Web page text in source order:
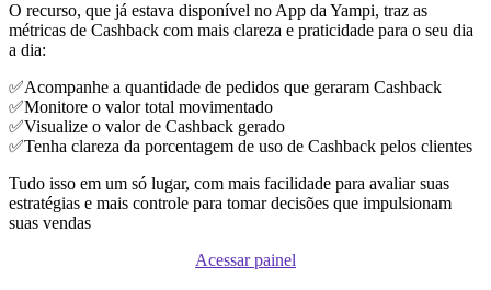
O recurso, que já estava disponível no App da Yampi, traz as
métricas de Cashback com mais clareza e praticidade para o seu dia
a dia:
✅Acompanhe a quantidade de pedidos que geraram Cashback
✅Monitore o valor total movimentado
✅Visualize o valor de Cashback gerado
✅Tenha clareza da porcentagem de uso de Cashback pelos clientes
Tudo isso em um só lugar, com mais facilidade para avaliar suas
estratégias e mais controle para tomar decisões que impulsionam
suas vendas
Acessar painel